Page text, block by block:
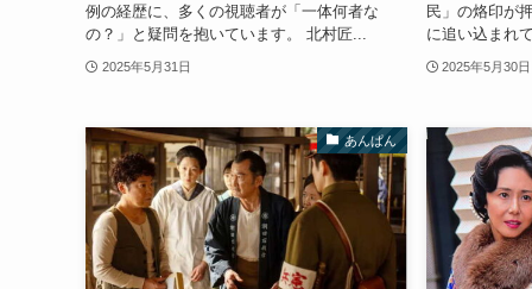
例の経歴に、多くの視聴者が「一体何者な
の？」と疑問を抱いています。 北村匠...
2025年5月31日
民」の烙印が
に追い込まれ
2025年5月30日
あんぱん